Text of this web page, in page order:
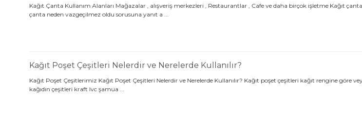
Kağıt Çanta Kullanım Alanları Mağazalar , alışveriş merkezleri , Restaurantlar , Cafe ve daha birçok işletme Kağıt
çanta neden vazgeçilmez oldu sorusuna yanıt a ...
Kağıt Poşet Çeşitleri Nelerdir ve Nerelerde Kullanılır?
Kağıt Poşet Çeşitlerimiz Kağıt Poşet Çeşitleri Nelerdir ve Nerelerde Kullanılır? Kağıt poşet çeşitleri kağıt rengine göre
kağıdın çeşitleri kraft lvc şamua ...